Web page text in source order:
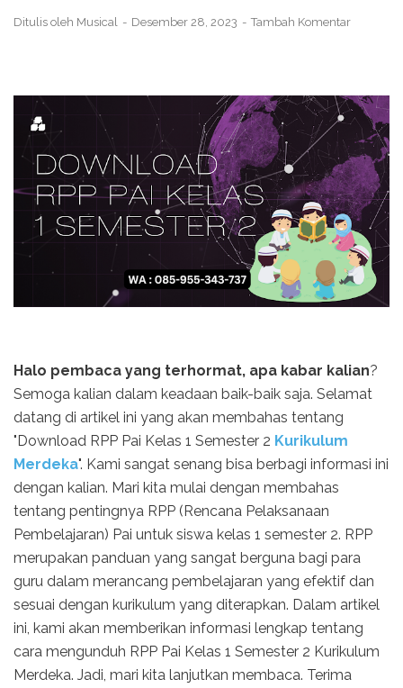
Ditulis oleh Musical Desember 28, 2023 Tambah Komentar
Halo pembaca yang terhormat, apa kabar kalian?
Semoga kalian dalam keadaan baik-baik saja. Selamat
datang di artikel ini yang akan membahas tentang
"Download RPP Pai Kelas 1 Semester 2 Kurikulum
Merdeka". Kami sangat senang bisa berbagi informasi ini
dengan kalian. Mari kita mulai dengan membahas
tentang pentingnya RPP (Rencana Pelaksanaan
Pembelajaran) Pai untuk siswa kelas 1 semester 2. RPP
merupakan panduan yang sangat berguna bagi para
guru dalam merancang pembelajaran yang efektif dan
sesuai dengan kurikulum yang diterapkan. Dalam artikel
ini, kami akan memberikan informasi lengkap tentang
cara mengunduh RPP Pai Kelas 1 Semester 2 Kurikulum
Merdeka. Jadi, mari kita lanjutkan membaca. Terima